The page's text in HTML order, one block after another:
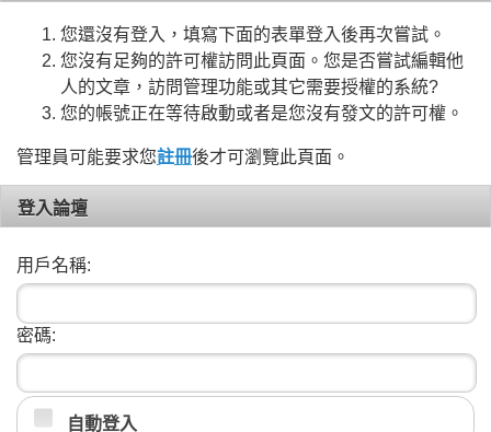
您還沒有登入，填寫下面的表單登入後再次嘗試。
您沒有足夠的許可權訪問此頁面。您是否嘗試編輯他
人的文章，訪問管理功能或其它需要授權的系統?
您的帳號正在等待啟動或者是您沒有發文的許可權。
管理員可能要求您註冊後才可瀏覽此頁面。
登入論壇
用戶名稱:
密碼:
自動登入